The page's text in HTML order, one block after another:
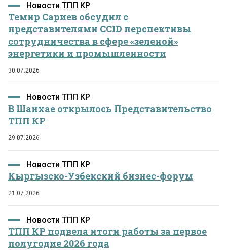
Новости ТПП КР
Темир Сариев обсудил с
представителями CCID перспективы
сотрудничества в сфере «зеленой»
энергетики и промышленности
30.07.2026
Новости ТПП КР
В Шанхае открылось Представительство
ТПП КР
29.07.2026
Новости ТПП КР
Кыргызско-Узбекский бизнес-форум
21.07.2026
Новости ТПП КР
ТПП КР подвела итоги работы за первое
полугодие 2026 года